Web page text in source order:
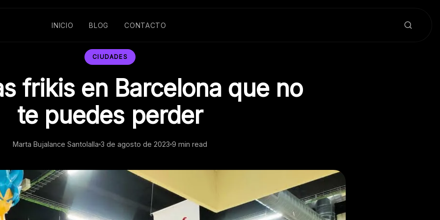
INICIO BLOG CONTACTO
CIUDADES
frikis en Barcelona que no
te puedes perder
Marta Bujalance Santolalla 3 de agosto de 2023 9 min read